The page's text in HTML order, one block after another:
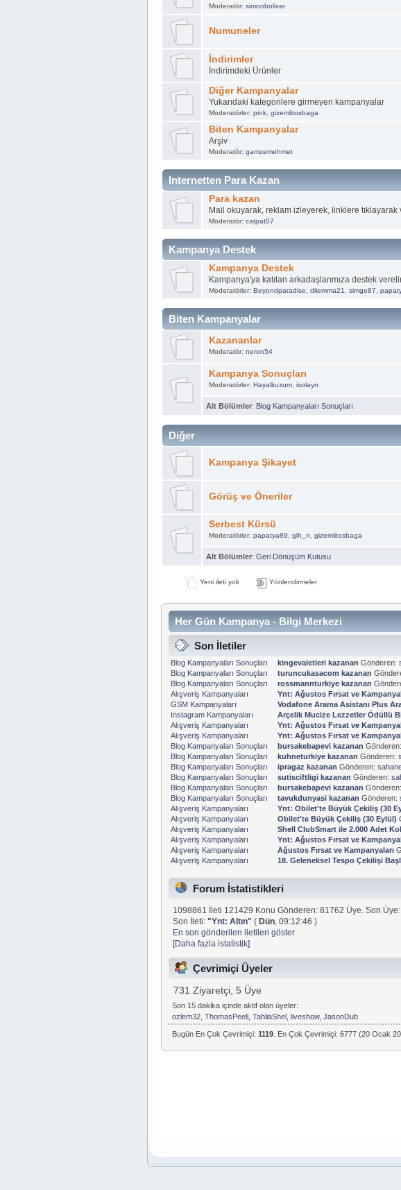
Moderatör: simonbolivar
Numuneler
İndirimler
İndirimdeki Ürünler
Diğer Kampanyalar
Yukarıdaki kategorilere girmeyen kampanyalar
Moderatörler: pink, gizemlitosbaga
Biten Kampanyalar
Arşiv
Moderatör: gamzemehmet
Internetten Para Kazan
Para kazan
Mail okuyarak, reklam izleyerek, linklere tıklayarak
Moderatör: catpat07
Kampanya Destek
Kampanya Destek
Kampanya'ya katılan arkadaşlarımıza destek
Moderatörler: Beyondparadise dilemma21 simge87
Biten Kampanyalar
Kazananlar
Moderatör: neron54
Kampanya Sonuçları
Moderatörler: Hayalkuzum, isolayn
Alt Bölümler: Blog Kampanyaları Sonuçları
Diğer
Kampanya Şikayet
Görüş ve Öneriler
Serbest Kürsü
Moderatörler: papatya89 glh_n gizemlitosbaga
Alt Bölümler: Geri Dönüşüm Kutusu
Yeni ileti yok Yönlendirmeler
Her Gün Kampanya - Bilgi Merkezi
Son İletiler
Blog Kampanyaları Sonuçları kingevaletleri kazanan Gönderen:
Blog Kampanyaları Sonuçları
turuncukasacom kazanan
Blog Kampanyaları Sonuçları
rossmannturkiye kazanan
Alışveriş Kampanyaları
Ynt: Ağustos Fırsat ve
GSM Kampanyaları
Vodafone Arama Asistanı Plus
Instagram Kampanyaları
Arçelik Mucize Lezzetler Ödüllü
Alışveriş Kampanyaları
Ynt: Ağustos Fırsat ve
Alışveriş Kampanyaları
Ynt: Ağustos Fırsat ve
Blog Kampanyaları Sonuçları
bursakebapevi kazanan Gönderen:
Blog Kampanyaları Sonuçları
kuhneturkiye kazanan Gönderen:
Blog Kampanyaları Sonuçları
ipragaz kazanan Gönderen:
Blog Kampanyaları Sonuçları
sutisciftligi kazanan Gönderen:
Blog Kampanyaları Sonuçları
bursakebapevi kazanan Gönderen:
Blog Kampanyaları Sonuçları
tavukdunyasi kazanan Gönderen:
Alışveriş Kampanyaları
Ynt: Obilet'te Büyük Çekiliş (30
Alışveriş Kampanyaları
Obilet'te Büyük Çekiliş (30 Eylül)
Alışveriş Kampanyaları
Shell ClubSmart ile 2.000 Adet
Alışveriş Kampanyaları
Ynt: Ağustos Fırsat ve
Alışveriş Kampanyaları
Ağustos Fırsat ve Kampanyaları
Alışveriş Kampanyaları
18. Geleneksel Tespo Çekilişi
Forum İstatistikleri
1098861 İleti 121429 Konu Gönderen: 81762 Üye. Son
Son İleti:"Ynt: Altın" (Dün , 09:12:46 )
En son gönderilen iletileri göster
[Daha fazla istatistik]
Çevrimiçi Üyeler
731 Ziyaretçi, 5 Üye
Son 15 dakika içinde aktif olan üyeler:
ozlem32 ,ThomasPeell ,TahliaShel ,liveshow,JasonDub
Bugün En Çok Çevrimiçi:1119 . En Çok Çevrimiçi: 6777 (20 Ocak